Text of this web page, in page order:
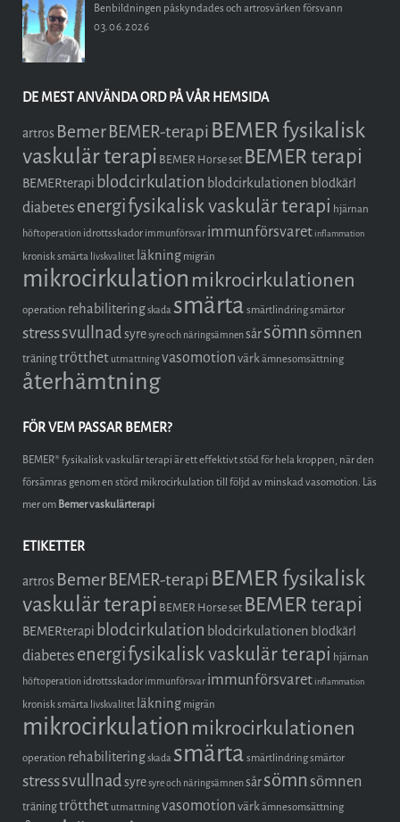
Benbildningen påskyndades och artrosvärken försvann
03.06.2026
DE MEST ANVÄNDA ORD PÅ VÅR HEMSIDA
artros BemerBEMER-terapi BEMER fysikalisk
vaskulär terapi BEMER Horse set BEMER terapi
BEMERterapi blodcirkulation blodcirkulationen blodkärl
diabetesenergifysikalisk vaskulär terapi hjärnan
höftoperation idrottsskador immunförsvar immunförsvaret inflammation
kronisk smärta livskvalitet läkningmigrän
mikrocirkulation mikrocirkulationen
operation rehabiliteringskada smärtasmärtlindringsmärtor
stresssvullnadsyresyre och näringsämnensårsömnsömnen
träningtrötthet utmattningvasomotionvärkämnesomsättning
återhämtning
FÖR VEM PASSAR BEMER?
BEMER® fysikalisk vaskulär terapi är ett effektivt stöd för hela kroppen, när den
försämras genom en störd mikrocirkulation till följd av minskad vasomotion. Läs
mer omBemer vaskulärterapi
ETIKETTER
artros BemerBEMER-terapi BEMER fysikalisk
vaskulär terapi BEMER Horse set BEMER terapi
BEMERterapi blodcirkulation blodcirkulationen blodkärl
diabetesenergifysikalisk vaskulär terapi hjärnan
höftoperation idrottsskador immunförsvar immunförsvaret inflammation
kronisk smärta livskvalitet läkningmigrän
mikrocirkulation mikrocirkulationen
operation rehabiliteringskada smärtasmärtlindringsmärtor
stresssvullnadsyresyre och näringsämnensårsömnsömnen
träningtrötthet utmattningvasomotionvärkämnesomsättning